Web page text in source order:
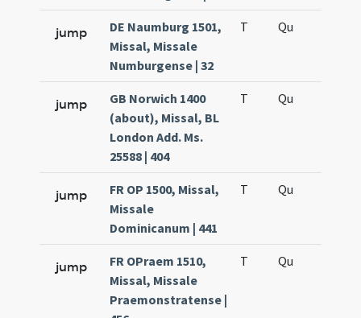
jump
DE Naumburg 1501,
Missal, Missale
Numburgense | 32
T Qu
jump
GB Norwich 1400
(about), Missal, BL
London Add. Ms.
25588 | 404
T Qu
jump
FR OP 1500, Missal,
Missale
Dominicanum | 441
T Qu
jump
FR OPraem 1510,
Missal, Missale
Praemonstratense |
T Qu